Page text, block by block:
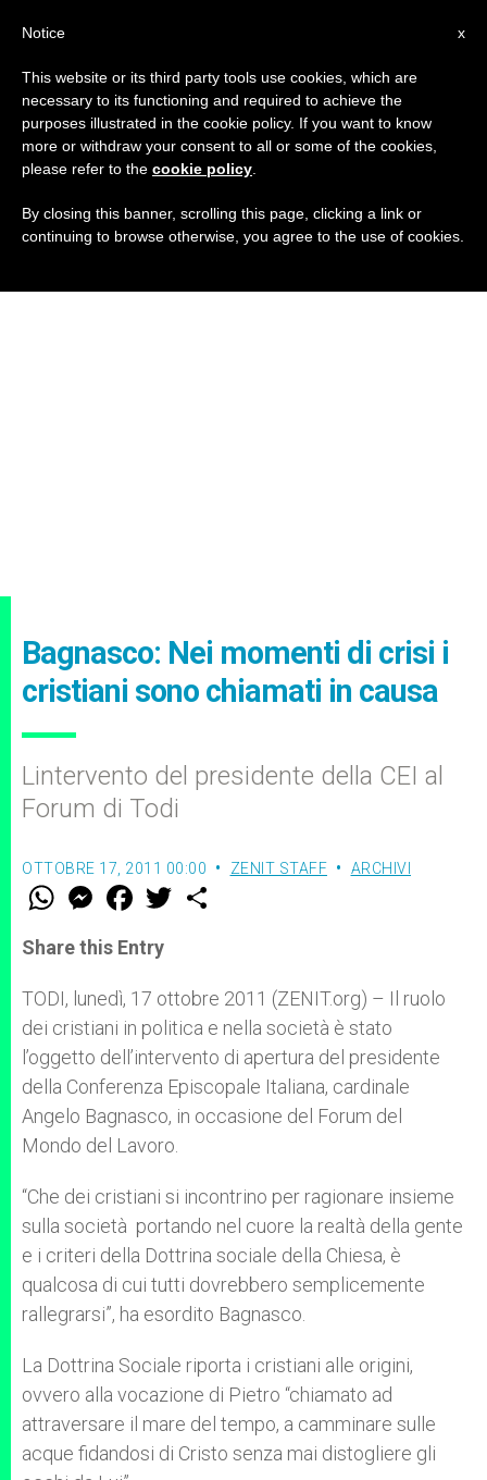
Bagnasco: Nei momenti di crisi i
cristiani sono chiamati in causa
Lintervento del presidente della CEI al
Forum di Todi
OTTOBRE 17, 2011 00:00 ZENIT STAFF ARCHIVI
W
t
s
p
p
M
e
s
e
g
e
r
F
a
e
b
o
k
w
r
Share this Entry
TODI, lunedì, 17 ottobre 2011 (ZENIT.org) – Il ruolo
dei cristiani in politica e nella società è stato
l’oggetto dell’intervento di apertura del presidente
della Conferenza Episcopale Italiana, cardinale
Angelo Bagnasco, in occasione del Forum del
Mondo del Lavoro.
“Che dei cristiani si incontrino per ragionare insieme
sulla società portando nel cuore la realtà della gente
e i criteri della Dottrina sociale della Chiesa, è
qualcosa di cui tutti dovrebbero semplicemente
rallegrarsi”, ha esordito Bagnasco.
La Dottrina Sociale riporta i cristiani alle origini,
ovvero alla vocazione di Pietro “chiamato ad
attraversare il mare del tempo, a camminare sulle
acque fidandosi di Cristo senza mai distogliere gli
x
Notice
This website or its third party tools use cookies, which are
necessary to its functioning and required to achieve the
purposes illustrated in the cookie policy. If you want to know
more or withdraw your consent to all or some of the cookies,
please refer to the cookie policy
By closing this banner, scrolling this page, clicking a link or
continuing to browse otherwise, you agree to the use of cookies.